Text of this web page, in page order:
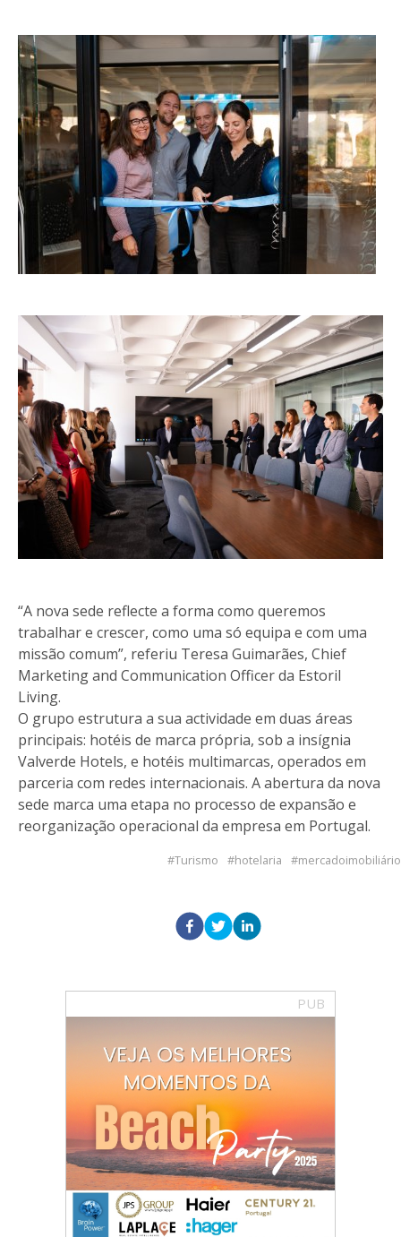
“A nova sede reflecte a forma como queremos
trabalhar e crescer, como uma só equipa e com uma
missão comum”, referiu Teresa Guimarães, Chief
Marketing and Communication Officer da Estoril
Living.
O grupo estrutura a sua actividade em duas áreas
principais: hotéis de marca própria, sob a insígnia
Valverde Hotels, e hotéis multimarcas, operados em
parceria com redes internacionais. A abertura da nova
sede marca uma etapa no processo de expansão e
reorganização operacional da empresa em Portugal.
Turismo hotelaria mercadoimobiliário
PUB